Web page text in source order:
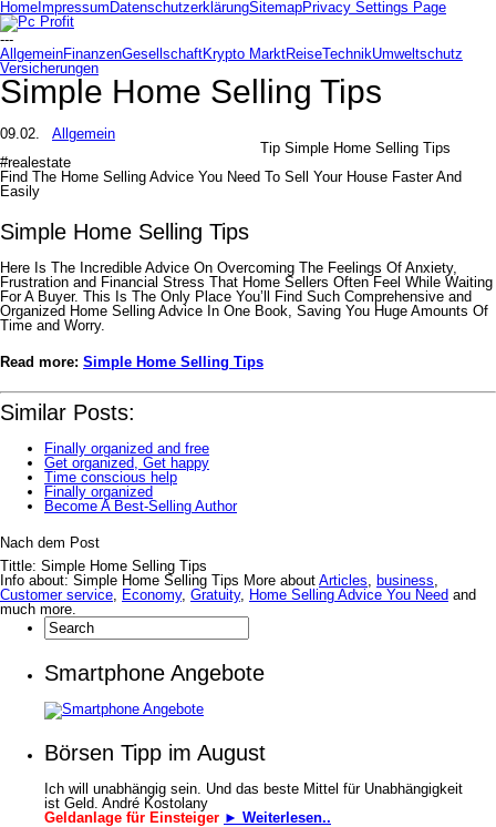
Home Impressum DatenschutzerklärungSitemapPrivacy Settings Page
---
AllgemeinFinanzenGesellschaftKrypto MarktReiseTechnikUmweltschutz
Versicherungen
Simple Home Selling Tips
09.02.
Allgemein
Tip Simple Home Selling Tips
#realestate
Find The Home Selling Advice You Need To Sell Your House Faster And
Easily
Simple Home Selling Tips
Here Is The Incredible Advice On Overcoming The Feelings Of Anxiety,
Frustration and Financial Stress That Home Sellers Often Feel While Waiting
For A Buyer. This Is The Only Place You’ll Find Such Comprehensive and
Organized Home Selling Advice In One Book, Saving You Huge Amounts Of
Time and Worry.
Read more: Simple Home Selling Tips
Similar Posts:
Finally organized and free
Get organized, Get happy
Time conscious help
Finally organized
Become A Best-Selling Author
Nach dem Post
Tittle: Simple Home Selling Tips
Info about: Simple Home Selling Tips More about Articles business
Customer service Economy, Gratuity, Home Selling Advice You Need and
much more.
Smartphone Angebote
Börsen Tipp im August
Ich will unabhängig sein. Und das beste Mittel für Unabhängigkeit
ist Geld. André Kostolany
Geldanlage für Einsteiger ► Weiterlesen..